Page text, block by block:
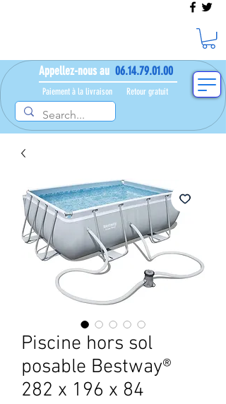
Appellez-nous au 06.14.79.01.00
Paiement à la livraison​ ​ Retour gratuit
Piscine hors sol
posable Bestway®
282 x 196 x 84